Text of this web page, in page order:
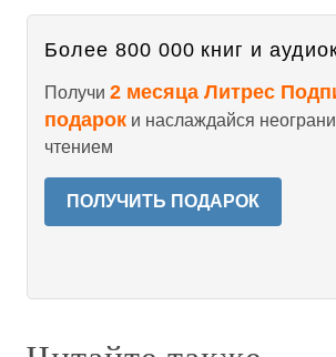
Более 800 000 книг и
Получи 2 месяца Литрес
подарок и наслаждайся
чтением
ПОЛУЧИТЬ ПОДАРОК